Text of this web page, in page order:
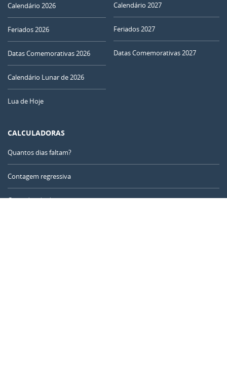
Calendário 2026
Feriados 2026
Datas Comemorativas 2026
Calendário Lunar de 2026
Lua de Hoje
Calendário 2027
Feriados 2027
Datas Comemorativas 2027
CALCULADORAS
Quantos dias faltam?
Contagem regressiva
Contador de dias